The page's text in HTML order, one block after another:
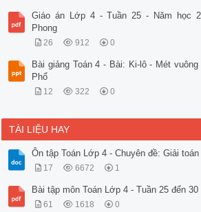
Giáo án Lớp 4 - Tuần 25 - Năm học
Phong
26 912 0
Bài giảng Toán 4 - Bài: Ki-lô - Mét
Phổ
12 322 0
TÀI LIỆU HAY
Ôn tập Toán Lớp 4 - Chuyên đề: Giải
17 6672 1
Bài tập môn Toán Lớp 4 - Tuần 25 đến 30
61 1618 0